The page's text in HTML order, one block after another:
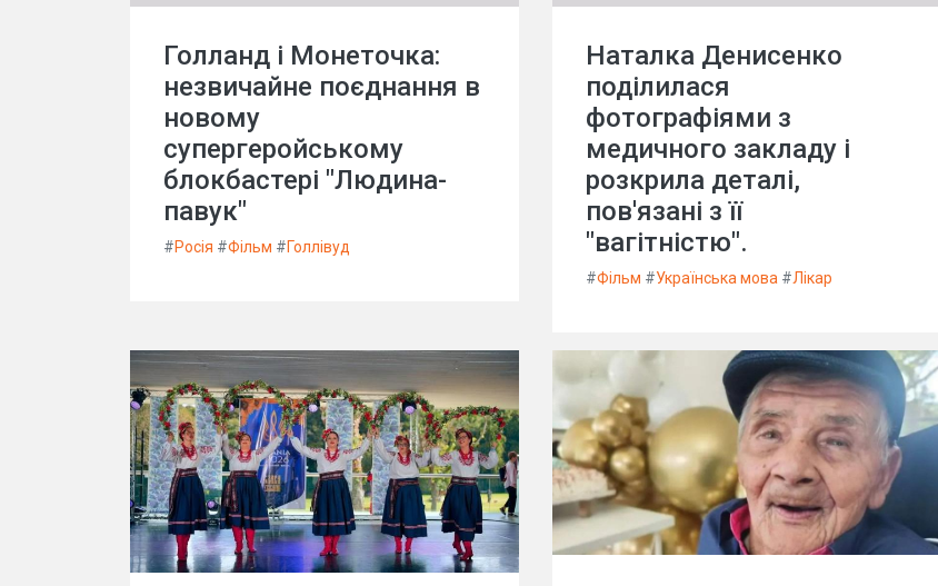
Голланд і Монеточка:
незвичайне поєднання в
новому
супергеройському
блокбастері "Людина-
павук"
#Росія #Фільм #Голлівуд
Наталка Денисенко
поділилася
фотографіями з
медичного закладу і
розкрила деталі,
пов'язані з її
"вагітністю".
#Фільм #Українська мова #Лікар